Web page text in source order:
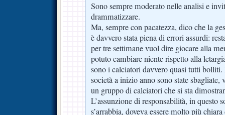
Sono sempre moderato nelle analisi e
drammatizzare.
Ma, sempre con pacatezza, dico che la
è davvero stata piena di errori assurdi:
per tre settimane vuol dire giocare alla
potuto cambiare niente rispetto alla
sono i calciatori davvero quasi tutti
società a inizio anno sono state
un gruppo di calciatori che si sta
L’assunzione di responsabilità, in questo
s’arrabbia, doveva essere molto più